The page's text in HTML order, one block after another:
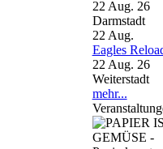
22 Aug. 26
Darmstadt
22 Aug.
Eagles
22 Aug. 26
Weiterstadt
mehr...